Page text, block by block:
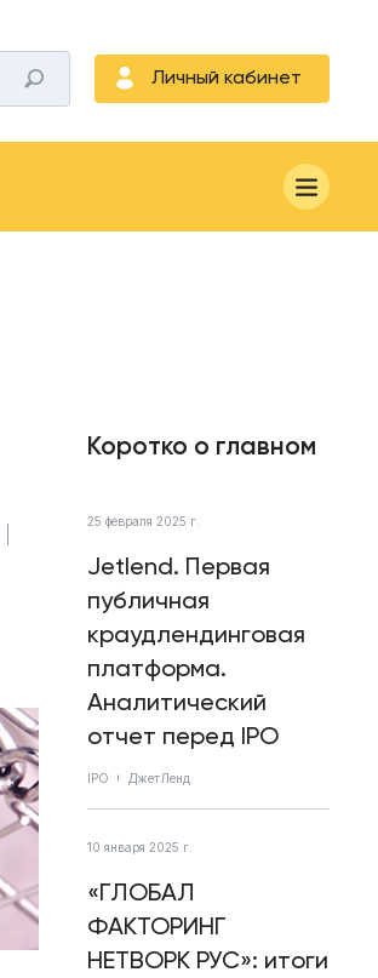
Личный кабинет
Коротко о главном
25 февраля 2025 г.
Jetlend. Первая
публичная
краудлендинговая
платформа.
Аналитический
отчет перед IPO
IPO ДжетЛенд
10 января 2025 г.
«ГЛОБАЛ
ФАКТОРИНГ
НЕТВОРК РУС»: итоги